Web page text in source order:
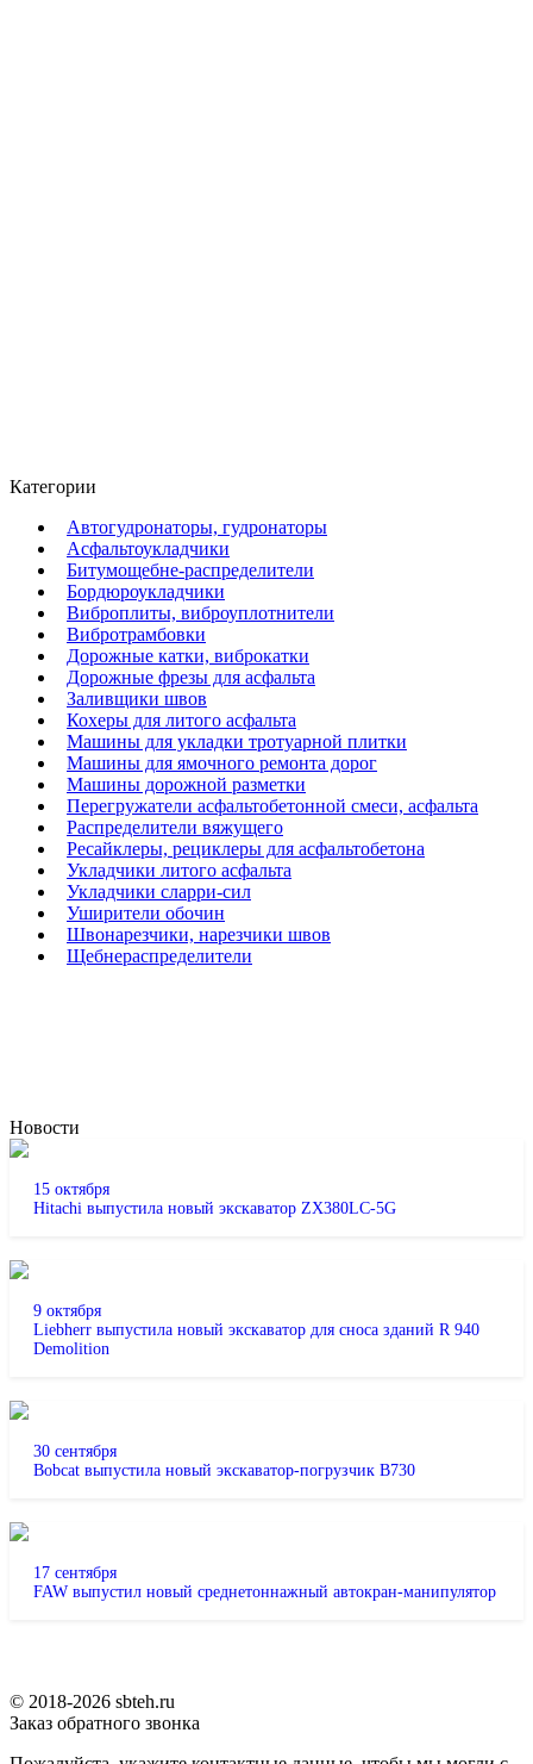
Категории
Автогудронаторы, гудронаторы
Асфальтоукладчики
Битумощебне-распределители
Бордюроукладчики
Виброплиты, виброуплотнители
Вибротрамбовки
Дорожные катки, виброкатки
Дорожные фрезы для асфальта
Заливщики швов
Кохеры для литого асфальта
Машины для укладки тротуарной плитки
Машины для ямочного ремонта дорог
Машины дорожной разметки
Перегружатели асфальтобетонной смеси, асфальта
Распределители вяжущего
Ресайклеры, рециклеры для асфальтобетона
Укладчики литого асфальта
Укладчики сларри-сил
Уширители обочин
Швонарезчики, нарезчики швов
Щебнераспределители
Новости
15 октября
Hitachi выпустила новый экскаватор ZX380LC-5G
9 октября
Liebherr выпустила новый экскаватор для сноса зданий R 940
Demolition
30 сентября
Bobcat выпустила новый экскаватор-погрузчик B730
17 сентября
FAW выпустил новый среднетоннажный автокран-манипулятор
© 2018-2026 sbteh.ru
Заказ обратного звонка